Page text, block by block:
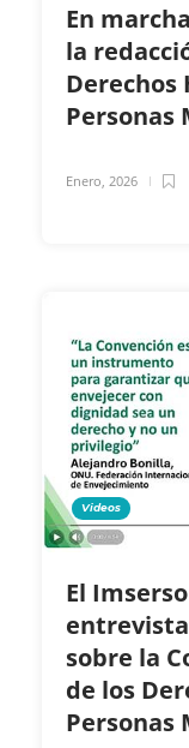
En
la
Derechos
Personas
Enero, 2026
Videos
El
sobre la
de los
Personas